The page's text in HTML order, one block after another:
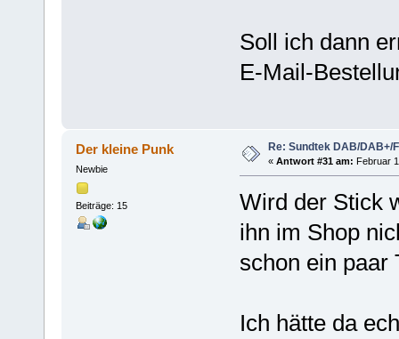
Soll ich dann
E-Mail-
Der kleine Punk
Newbie
Beiträge: 15
Re: Sundtek DAB/DAB+/
« Antwort #31 am: Februar
Wird der Stick
ihn im Shop
schon ein paar
Ich hätte da